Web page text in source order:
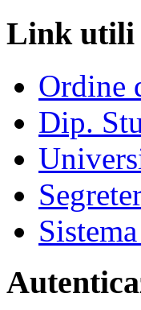
Link utili
Ordine
Dip.